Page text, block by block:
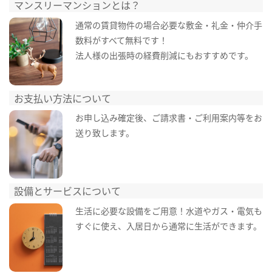
マンスリーマンションとは？
通常の賃貸物件の場合必要な敷金・礼金・仲介手
数料がすべて無料です！
法人様の出張時の経費削減にもおすすめです。
お支払い方法について
お申し込み確定後、ご請求書・ご利用案内等をお
送り致します。
設備とサービスについて
生活に必要な設備をご用意！水道やガス・電気も
すぐに使え、入居日から通常に生活ができます。